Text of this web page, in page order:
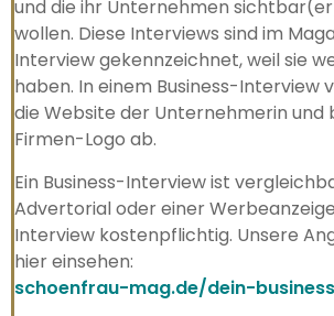
und die ihr Unternehmen
wollen. Diese Interviews sind im
Interview gekennzeichnet, weil sie
haben. In einem Business-Interview
die Website der Unternehmerin und
Firmen-Logo ab.
Ein Business-Interview ist
Advertorial oder einer
Interview kostenpflichtig. Unsere
hier einsehen:
schoenfrau-mag.de/dein-